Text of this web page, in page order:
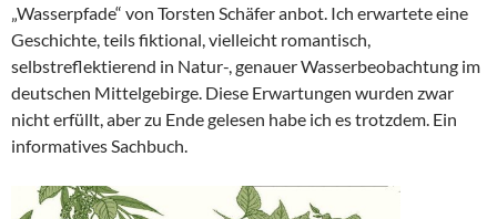
„Wasserpfade“ von Torsten Schäfer anbot. Ich erwartete eine
Geschichte, teils fiktional, vielleicht romantisch,
selbstreflektierend in Natur-, genauer Wasserbeobachtung im
deutschen Mittelgebirge. Diese Erwartungen wurden zwar
nicht erfüllt, aber zu Ende gelesen habe ich es trotzdem. Ein
informatives Sachbuch.